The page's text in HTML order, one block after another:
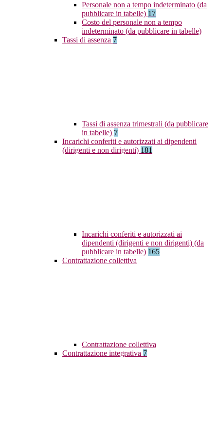
Personale non a tempo indeterminato (da
pubblicare in tabelle) 17
Costo del personale non a tempo
indeterminato (da pubblicare in tabelle)
Tassi di assenza 7
Tassi di assenza trimestrali (da pubblicare
in tabelle) 7
Incarichi conferiti e autorizzati ai dipendenti
(dirigenti e non dirigenti) 181
Incarichi conferiti e autorizzati ai
dipendenti (dirigenti e non dirigenti) (da
pubblicare in tabelle) 165
Contrattazione collettiva
Contrattazione collettiva
Contrattazione integrativa 7